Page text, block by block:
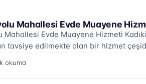
Mahallesi Evde Muayene
Mahallesi Evde Muayene Hizmeti
tavsiye edilmekte olan bir hizmet
okuma